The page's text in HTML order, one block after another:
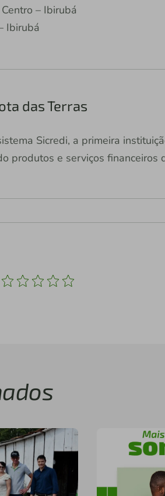
– Ibirubá
Ibirubá
das Terras
Sicredi, a primeira
produtos e serviços financeiros